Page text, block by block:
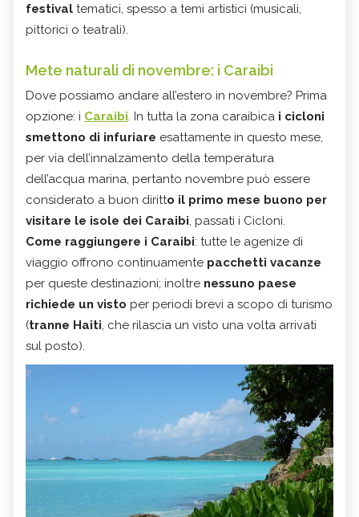
festival tematici, spesso a temi artistici (musicali,
pittorici o teatrali).
Mete naturali di novembre: i Caraibi
Dove possiamo andare all’estero in novembre? Prima
opzione: i Caraibi. In tutta la zona caraibica i cicloni
smettono di infuriare esattamente in questo mese,
per via dell’innalzamento della temperatura
dell’acqua marina, pertanto novembre può essere
considerato a buon diritto il primo mese buono per
visitare le isole dei Caraibi, passati i Cicloni.
Come raggiungere i Caraibi: tutte le agenize di
viaggio offrono continuamente pacchetti vacanze
per queste destinazioni; inoltre nessuno paese
richiede un visto per periodi brevi a scopo di turismo
(tranne Haiti, che rilascia un visto una volta arrivati
sul posto).